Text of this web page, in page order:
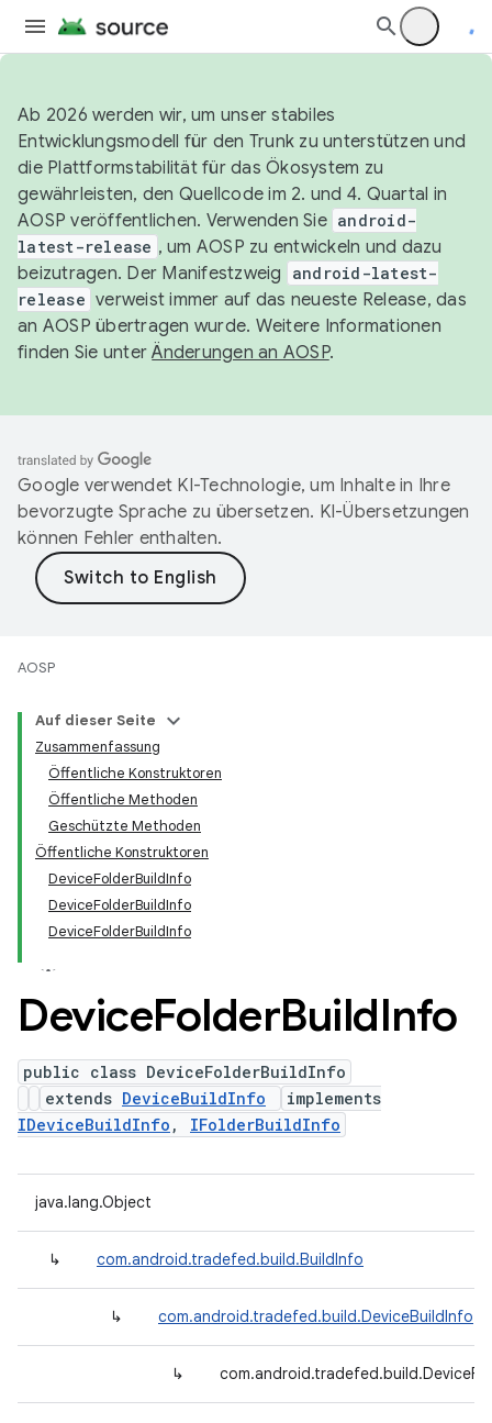
Ab 2026 werden wir, um unser stabiles
Entwicklungsmodell für den Trunk zu unterstützen und
die Plattformstabilität für das Ökosystem zu
gewährleisten, den Quellcode im 2. und 4. Quartal in
AOSP veröffentlichen. Verwenden Sie android-
latest-release , um AOSP zu entwickeln und dazu
beizutragen. Der Manifestzweig
android-latest-
release verweist immer auf das neueste Release, das
an AOSP übertragen wurde. Weitere Informationen
finden Sie unterÄnderungen an AOSP.
Google verwendet KI-Technologie, um Inhalte in Ihre
bevorzugte Sprache zu übersetzen. KI-Übersetzungen
können Fehler enthalten.
AOSP
Auf dieser Seite
Zusammenfassung
Öffentliche Konstruktoren
Öffentliche Methoden
Geschützte Methoden
Öffentliche Konstruktoren
DeviceFolderBuildInfo
DeviceFolderBuildInfo
DeviceFolderBuildInfo
DeviceFolderBuildInfo
public class DeviceFolderBuildInfo
extends DeviceBuildInfo
implements
IDeviceBuildInfo , IFolderBuildInfo
java.lang.Object
↳ com.android.tradefed.build.BuildInfo
↳ com.android.tradefed.build.DeviceBuildInfo
↳